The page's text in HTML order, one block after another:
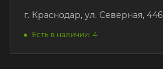
г. Краснодар, ул. Северная, 446
Есть в наличии: 4